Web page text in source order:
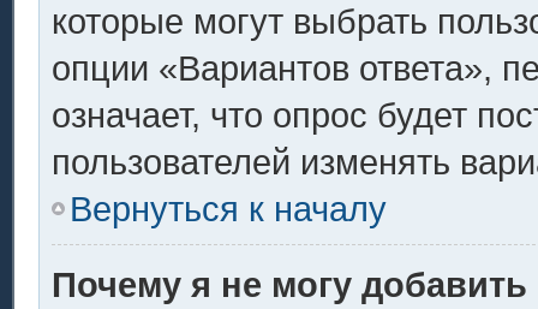
которые могут выбрать
опции «Вариантов ответа»,
означает, что опрос будет
пользователей изменять
Вернуться к началу
Почему я не могу